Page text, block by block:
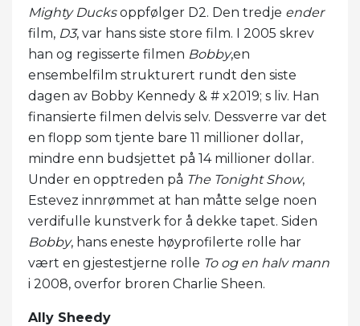
Mighty Ducksoppfølger D2. Den tredje ender
film, D3, var hans siste store film. I 2005 skrev
han og regisserte filmen Bobby,en
ensembelfilm strukturert rundt den siste
dagen av Bobby Kennedy & # x2019; s liv. Han
finansierte filmen delvis selv. Dessverre var det
en flopp som tjente bare 11 millioner dollar,
mindre enn budsjettet på 14 millioner dollar.
Under en opptreden på The Tonight Show,
Estevez innrømmet at han måtte selge noen
verdifulle kunstverk for å dekke tapet. Siden
Bobby, hans eneste høyprofilerte rolle har
vært en gjestestjerne rolle To og en halv mann
i 2008, overfor broren Charlie Sheen.
Ally Sheedy